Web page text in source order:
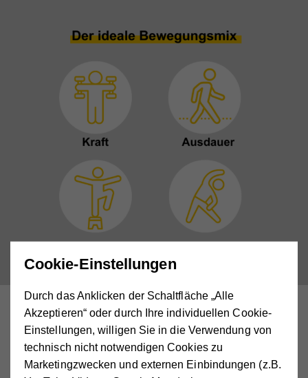
Kraft, Ausdauer und Balance – warum
die Mischung zählt
Krafttraining: Stärkt Muskeln und unterstützt Stabilität.
Cookie-Einstellungen
Durch das Anklicken der Schaltfläche „Alle
Akzeptieren“ oder durch Ihre individuellen Cookie-
Einstellungen, willigen Sie in die Verwendung von
technisch nicht notwendigen Cookies zu
Marketingzwecken und externen Einbindungen (z.B.